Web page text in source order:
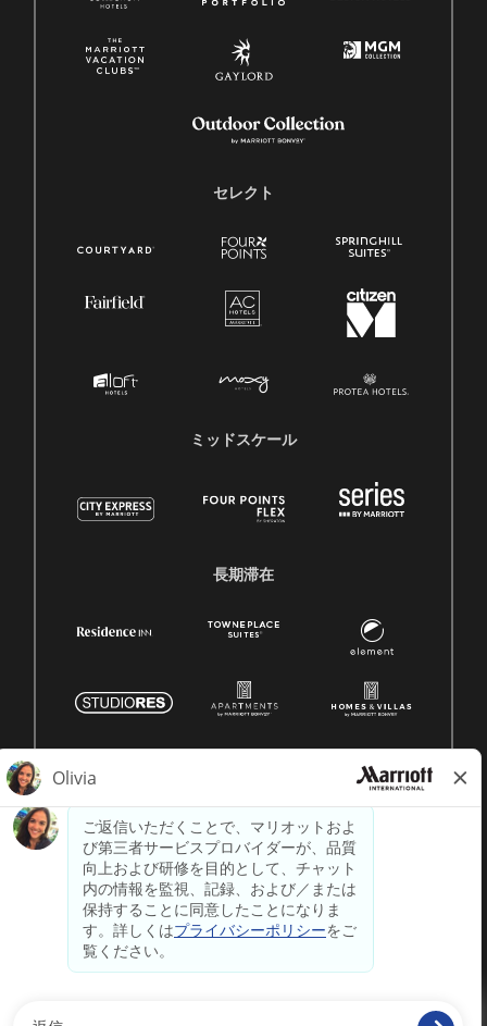
セレクト
ミッドスケール
長期滞在
著作権はすべて留保されます。マリオットの独自情報